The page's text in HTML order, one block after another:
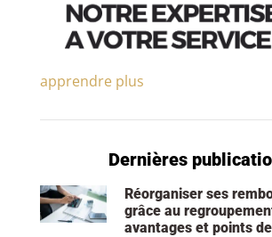
apprendre plus
Dernières
Réorganiser ses
grâce au
avantages et points